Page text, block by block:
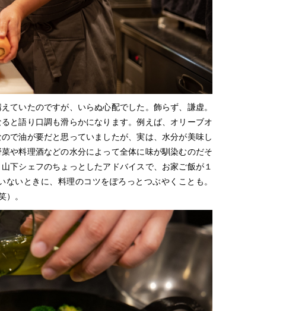
ていたのですが、いらぬ心配でした。飾らず、謙虚。
と語り口調も滑らかになります。例えば、オリーブオ
で油が要だと思っていましたが、実は、水分が美味し
や料理酒などの水分によって全体に味が馴染むのだそ
下シェフのちょっとしたアドバイスで、お家ご飯が１
いときに、料理のコツをぽろっとつぶやくことも。
）。